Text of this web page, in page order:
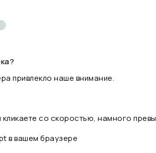
привлекло наше внимание.
кликаете со скоростью, намного
в вашем браузере